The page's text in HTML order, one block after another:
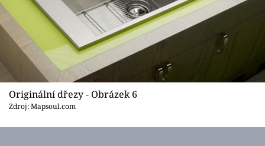
Originální dřezy - Obrázek 6
Zdroj: Mapsoul.com